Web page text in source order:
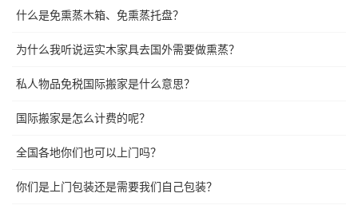
什么是免熏蒸木箱、免熏蒸托盘？
为什么我听说运实木家具去国外需要做熏蒸？
私人物品免税国际搬家是什么意思？
国际搬家是怎么计费的呢？
全国各地你们也可以上门吗？
你们是上门包装还是需要我们自己包装？